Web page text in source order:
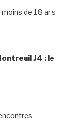
de 18 ans
J4 : le